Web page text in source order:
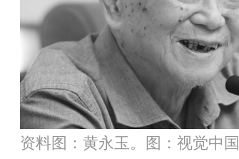
资料图：黄永玉。图：视觉中国